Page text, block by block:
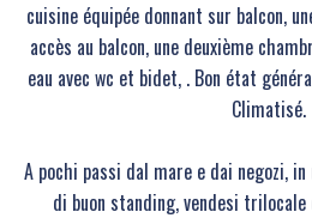
cuisine équipée donnant sur balcon,
accès au balcon, une deuxième
eau avec wc et bidet, . Bon état
Climatisé.
A pochi passi dal mare e dai negozi,
di buon standing, vendesi